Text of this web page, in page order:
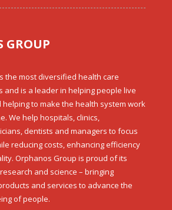
GROUP
the most diversified health care
and is a leader in helping people live
to make the health system work
We help hospitals, clinics,
dentists and managers to focus
reducing costs, enhancing efficiency
Orphanos Group is proud of its
and science – bringing
and services to advance the
of people.